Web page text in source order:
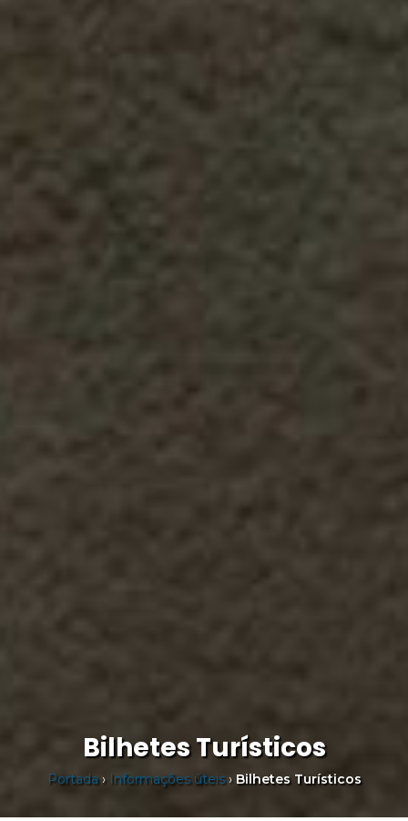
Bilhetes Turísticos
Portada› Informações úteis› Bilhetes Turísticos